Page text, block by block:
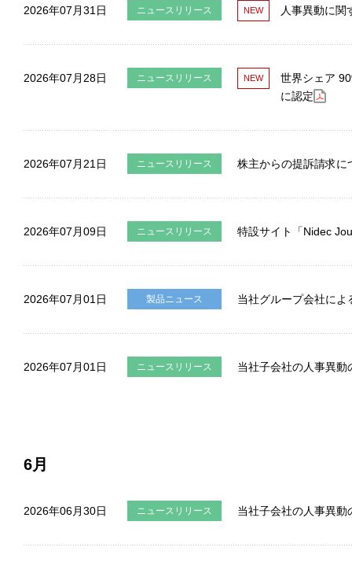
2026年07月31日 ニュースリリース 人事異動に関
2026年07月28日 ニュースリリース
世界シェア
に認定
2026年07月21日 ニュースリリース 株主からの提訴請求に
2026年07月09日 ニュースリリース 特設サイト「Nidec
2026年07月01日 製品ニュース 当社グループ会社に
2026年07月01日 ニュースリリース 当社子会社の人事異
6月
2026年06月30日 ニュースリリース 当社子会社の人事異